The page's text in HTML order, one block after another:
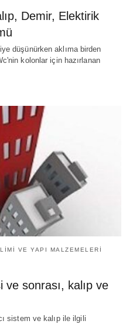
Demir, Elektirik
düşünürken aklıma birden
kolonlar için hazırlanan
VE YAPI MALZEMELERI
sonrası, kalıp ve
sistem ve kalıp ile ilgili